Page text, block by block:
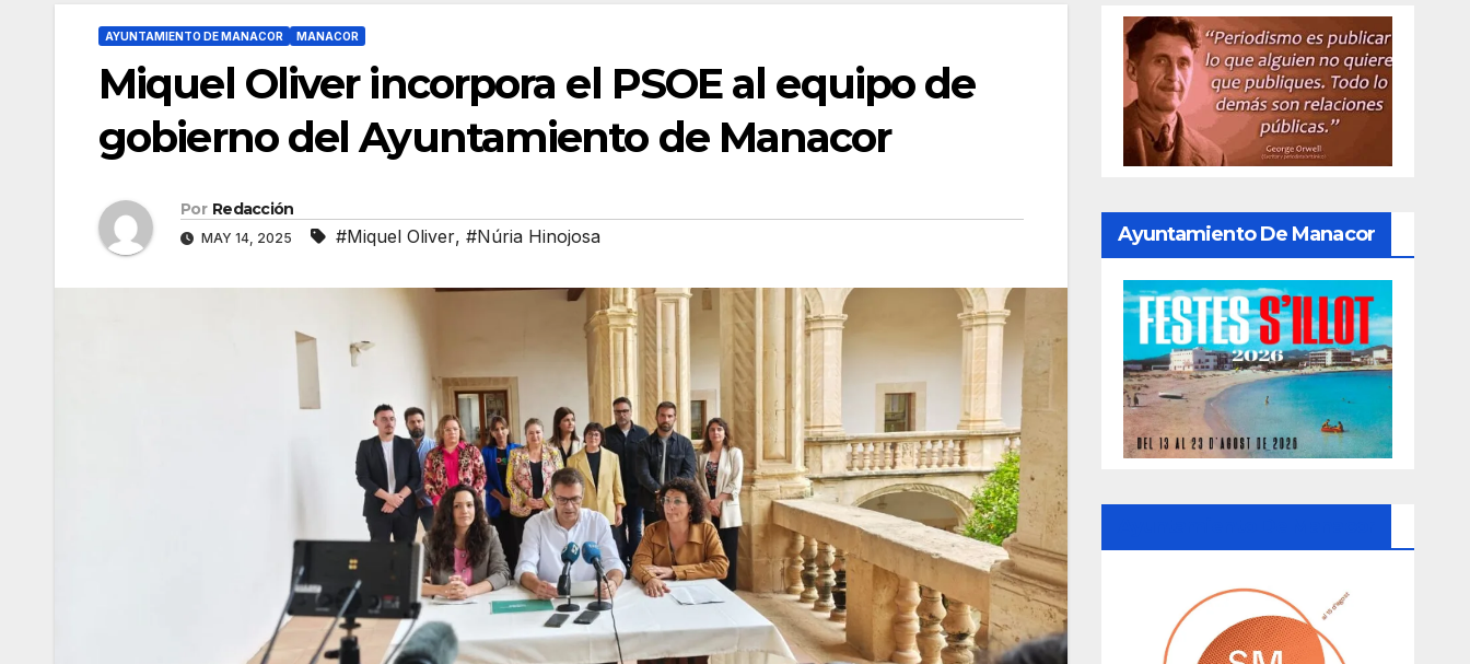
AYUNTAMIENTO DE MANACOR MANACOR
Miquel Oliver incorpora el PSOE al equipo de
gobierno del Ayuntamiento de Manacor
Por Redacción
MAY 14, 2025 #Miquel Oliver, #Núria Hinojosa Ayuntamiento De Manacor